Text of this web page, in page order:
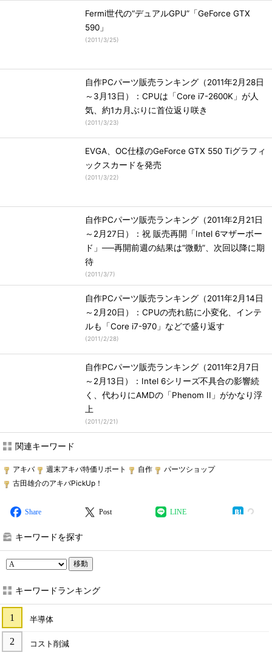
Fermi世代の“デュアルGPU”「GeForce GTX
590」
(2011/3/25)
自作PCパーツ販売ランキング（2011年2月28日
～3月13日）：CPUは「Core i7-2600K」が人
気、約1カ月ぶりに首位返り咲き
(2011/3/23)
EVGA、OC仕様のGeForce GTX 550 Tiグラフィ
ックスカードを発売
(2011/3/22)
自作PCパーツ販売ランキング（2011年2月21日
～2月27日）：祝 販売再開「Intel 6マザーボー
ド」──再開前週の結果は“微動”、次回以降に期
待
(2011/3/7)
自作PCパーツ販売ランキング（2011年2月14日
～2月20日）：CPUの売れ筋に小変化、インテ
ルも「Core i7-970」などで盛り返す
(2011/2/28)
自作PCパーツ販売ランキング（2011年2月7日
～2月13日）：Intel 6シリーズ不具合の影響続
く、代わりにAMDの「Phenom II」がかなり浮
上
(2011/2/21)
関連キーワード
アキバ 週末アキバ特価リポート 自作
パーツショップ
古田雄介のアキバPickUp！
Share Post LINE
キーワードを探す
移動
キーワードランキング
半導体
コスト削減